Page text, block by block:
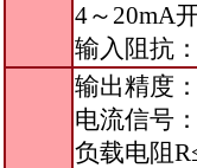
4～20mA
输入阻抗
输出精度
电流信号
负载电阻